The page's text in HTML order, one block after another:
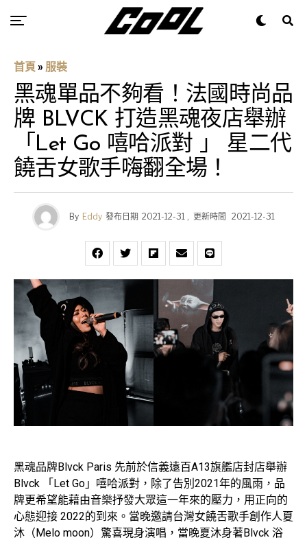
首頁 » 服裝
黑魂單品不夠看！法國時尚品
牌 BLVCK 打造黑魂夜店舉辦
「Let Go 嘻哈派對 」 星二代
饒舌女歌手嗨翻全場！
By Eddy 發布日期 2021-12-31 , 更新時間 2021-12-31
黑魂品牌Blvck Paris 先前於信義遠百A13旗艦店封店舉辦
Blvck 「Let Go」嘻哈派對，除了告別2021年的風雨，品
牌更希望能藉由音樂抒發大眾這一年來的壓力，用正向的
心態迎接 2022的到來。當晚邀請台灣女饒舌歌手創作人夏
沐（Melo moon）驚喜現身演唱，當晚夏沐身著Blvck 浴